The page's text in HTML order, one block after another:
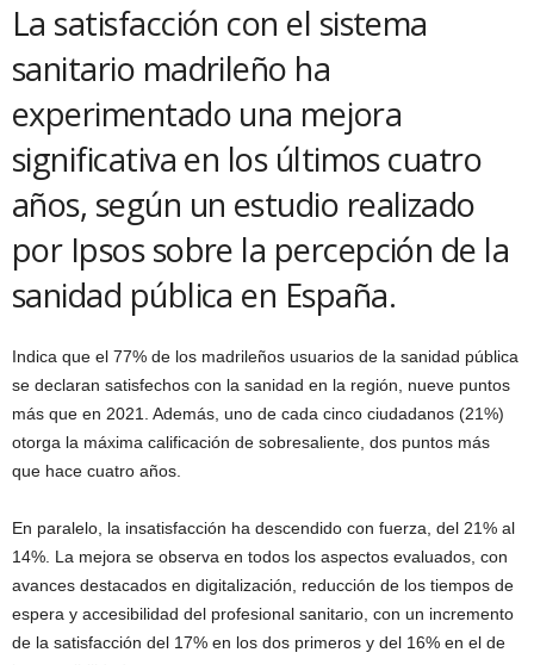
La satisfacción con el sistema
sanitario madrileño ha
experimentado una mejora
significativa en los últimos cuatro
años, según un estudio realizado
por Ipsos sobre la percepción de la
sanidad pública en España.
Indica que el 77% de los madrileños usuarios de la sanidad pública
se declaran satisfechos con la sanidad en la región, nueve puntos
más que en 2021. Además, uno de cada cinco ciudadanos (21%)
otorga la máxima calificación de sobresaliente, dos puntos más
que hace cuatro años.
En paralelo, la insatisfacción ha descendido con fuerza, del 21% al
14%. La mejora se observa en todos los aspectos evaluados, con
avances destacados en digitalización, reducción de los tiempos de
espera y accesibilidad del profesional sanitario, con un incremento
de la satisfacción del 17% en los dos primeros y del 16% en el de